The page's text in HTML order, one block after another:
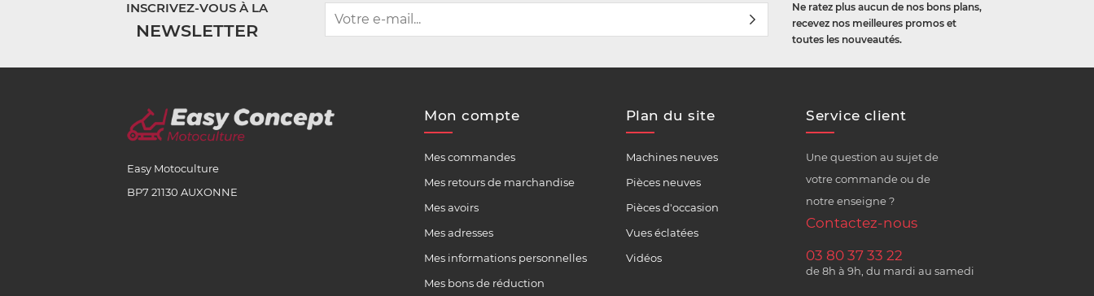
INSCRIVEZ-VOUS À LA
NEWSLETTER
Ne ratez plus aucun de nos bons plans,
recevez nos meilleures promos et
toutes les nouveautés.
Easy Motoculture
BP7 21130 AUXONNE
Mon compte
Mes commandes
Mes retours de marchandise
Mes avoirs
Mes adresses
Mes informations personnelles
Mes bons de réduction
Plan du site
Machines neuves
Pièces neuves
Pièces d'occasion
Vues éclatées
Vidéos
Service client
Une question au sujet de
votre commande ou de
notre enseigne ?
Contactez-nous
03 80 37 33 22
de 8h à 9h, du mardi au samedi